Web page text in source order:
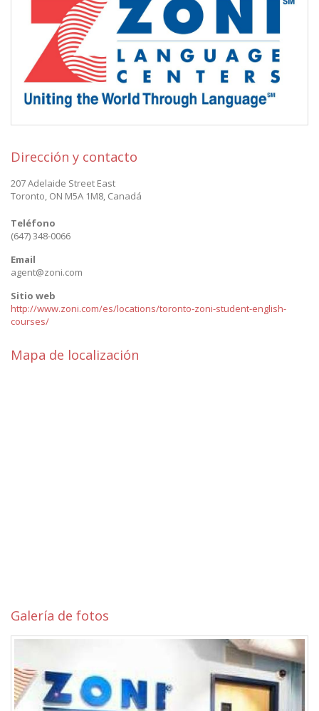
Dirección y contacto
207 Adelaide Street East
Toronto, ON M5A 1M8, Canadá
Teléfono
(647) 348-0066
Email
agent@zoni.com
Sitio web
http://www.zoni.com/es/locations/toronto-zoni-student-english-
courses/
Mapa de localización
Galería de fotos